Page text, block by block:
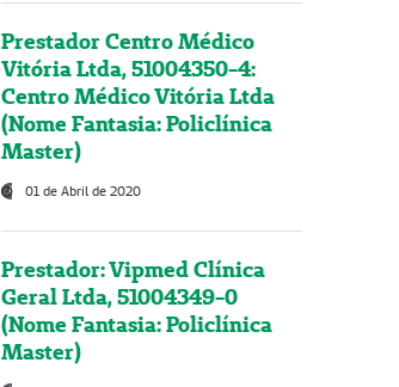
Prestador Centro Médico
Vitória Ltda, 51004350-4:
Centro Médico Vitória Ltda
(Nome Fantasia: Policlínica
Master)
01 de Abril de 2020
Prestador: Vipmed Clínica
Geral Ltda, 51004349-0
(Nome Fantasia: Policlínica
Master)